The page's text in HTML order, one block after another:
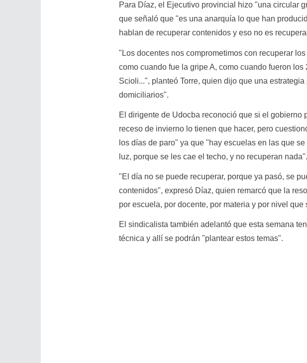
Para Díaz, el Ejecutivo provincial hizo "una circular
que señaló que "es una anarquía lo que han
hablan de recuperar contenidos y eso no es
"Los docentes nos comprometimos con recuperar
como cuando fue la gripe A, como cuando fueron
Scioli...", planteó Torre, quien dijo que una
domiciliarios".
El dirigente de Udocba reconoció que si el gobierno
receso de invierno lo tienen que hacer, pero
los días de paro" ya que "hay escuelas en las que
luz, porque se les cae el techo, y no recuperan nada".
"El día no se puede recuperar, porque ya pasó, se
contenidos", expresó Díaz, quien remarcó que la
por escuela, por docente, por materia y por nivel
El sindicalista también adelantó que esta semana
técnica y allí se podrán "plantear estos temas".